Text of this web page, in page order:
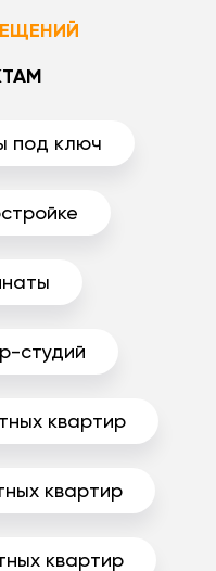
под ключ
студий
квартир
квартир
квартир